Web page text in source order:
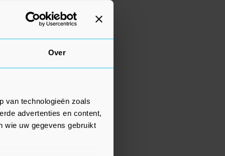
Over
van technologieën zoals
advertenties en content,
wie uw gegevens gebruikt